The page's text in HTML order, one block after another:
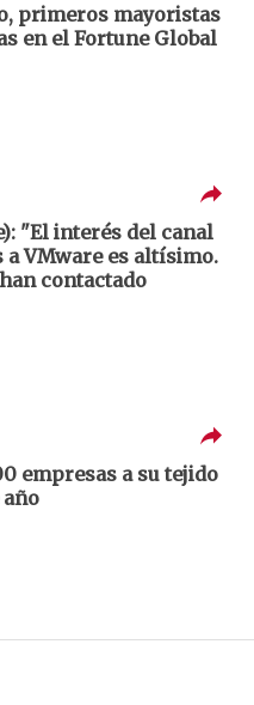
primeros mayoristas
en el Fortune Global
"El interés del canal
VMware es altísimo.
contactado
empresas a su tejido